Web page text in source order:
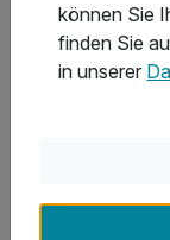
Welche
Schweiz /
können Sie
finden Sie
in unserer